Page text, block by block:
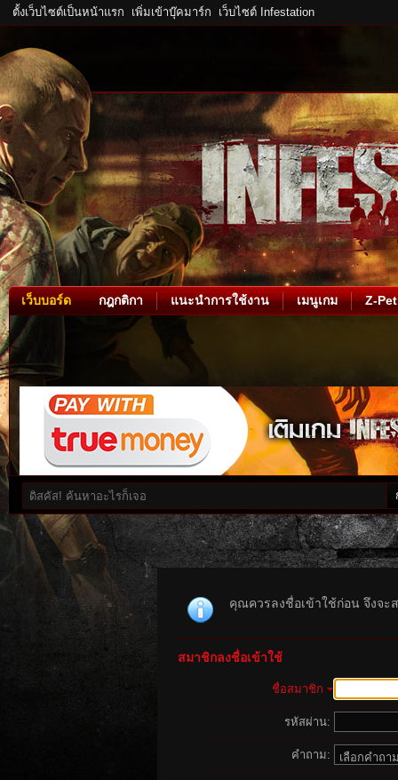
ตั้งเว็บไซต์เป็นหน้าแรก เพิ่มเข้าบุ๊คมาร์ก เว็บไซต์ Infestation
เว็บบอร์ด กฎกติกา แนะนำการใช้งาน เมนูเกม Z-Pet
คุณควรลงชื่อเข้าใช้ก่อน จึงจะ
สมาชิกลงชื่อเข้าใช้
ชื่อสมาชิก
รหัสผ่าน:
คำถาม: